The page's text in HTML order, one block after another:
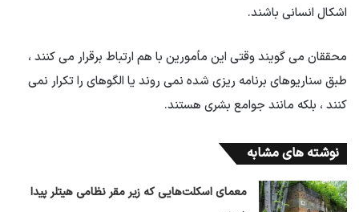
اشکال انسانی باشند.
محققان می گویند وقتی این مأمورین با هم ارتباط برقرار می کنند ،
طبق سناریوهای برنامه ریزی شده نمی روند یا الگوهای را تکرار نمی
کنند ، بلکه مانند جوامع بشری هستند.
نوشته های مشابه
معمای اسکلت‌هایی که زیر مقر نظامی هیتلر پیدا